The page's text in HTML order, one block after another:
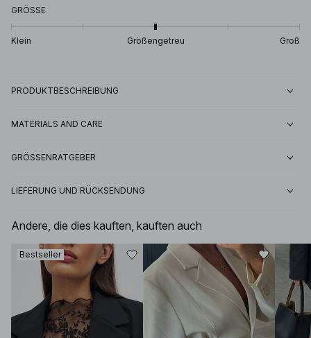
GRÖSSE
Klein Größengetreu Groß
PRODUKTBESCHREIBUNG
MATERIALS AND CARE
GRÖSSENRATGEBER
LIEFERUNG UND RÜCKSENDUNG
Andere, die dies kauften, kauften auch
Bestseller